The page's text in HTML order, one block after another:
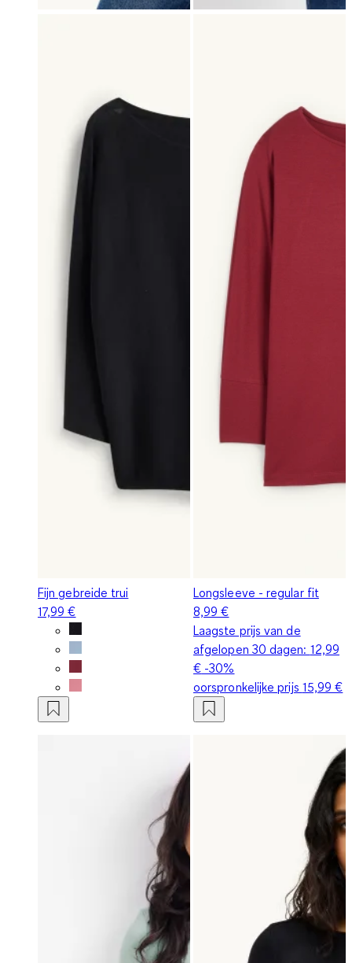
Fijn gebreide trui
17,99 €
Longsleeve - regular fit
8,99 €
Laagste prijs van de
afgelopen 30 dagen: 12,99
€ -30%
oorspronkelijke prijs 15,99 €